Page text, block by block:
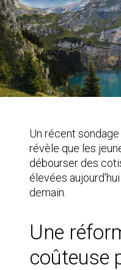
Un récent
révèle que les
débourser des
élevées
demain.
Une
coûteuse